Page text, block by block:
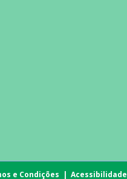
e Condições | Acessibilidade